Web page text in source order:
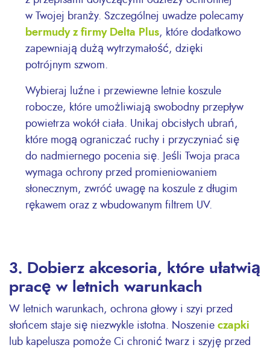
w Twojej branży. Szczególnej uwadze polecamy
bermudy z firmy Delta Plus, które dodatkowo
zapewniają dużą wytrzymałość, dzięki
potrójnym szwom.
Wybieraj luźne i przewiewne letnie koszule
robocze, które umożliwiają swobodny przepływ
powietrza wokół ciała. Unikaj obcisłych ubrań,
które mogą ograniczać ruchy i przyczyniać się
do nadmiernego pocenia się. Jeśli Twoja praca
wymaga ochrony przed promieniowaniem
słonecznym, zwróć uwagę na koszule z długim
rękawem oraz z wbudowanym filtrem UV.
3. Dobierz akcesoria, które ułatwią
pracę w letnich warunkach
W letnich warunkach, ochrona głowy i szyi przed
słońcem staje się niezwykle istotna. Noszenie czapki
lub kapelusza pomoże Ci chronić twarz i szyję przed